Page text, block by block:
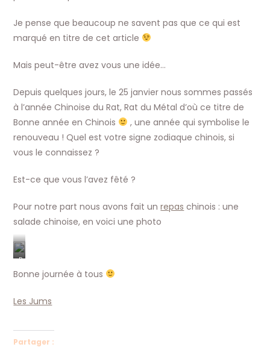
Je pense que beaucoup ne savent pas que ce qui est
marqué en titre de cet article
Mais peut-être avez vous une idée…
Depuis quelques jours, le 25 janvier nous sommes passés
à l’année Chinoise du Rat, Rat du Métal d’où ce titre de
Bonne année en Chinois
, une année qui symbolise le
renouveau ! Quel est votre signe zodiaque chinois, si
vous le connaissez ?
Est-ce que vous l’avez fêté ?
Pour notre part nous avons fait unrepas chinois : une
salade chinoise, en voici une photo
P
e
t
s
a
Bonne journée à tous
Les Jums
Partager :